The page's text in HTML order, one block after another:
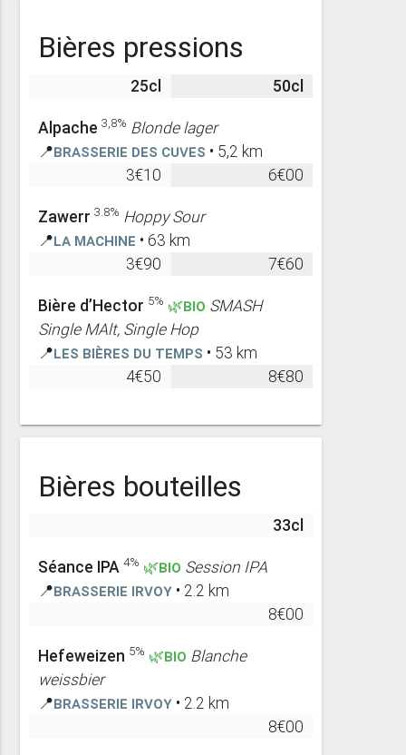
Bières pressions
25cl 50cl
Alpache 3,8% Blonde lager
📍Brasserie des Cuves • 5,2 km
3€10
6€00
Zawerr 3.8% Hoppy Sour
📍La Machine • 63 km
3€90
7€60
Bière d’Hector 5% 🌿BIO SMASH
Single MAlt, Single Hop
📍Les bières du temps • 53 km
4€50
8€80
Bières bouteilles
33cl
Séance IPA 4% 🌿BIO Session IPA
📍Brasserie Irvoy • 2.2 km
8€00
Hefeweizen 5% 🌿BIO Blanche
weissbier
📍Brasserie Irvoy • 2.2 km
8€00